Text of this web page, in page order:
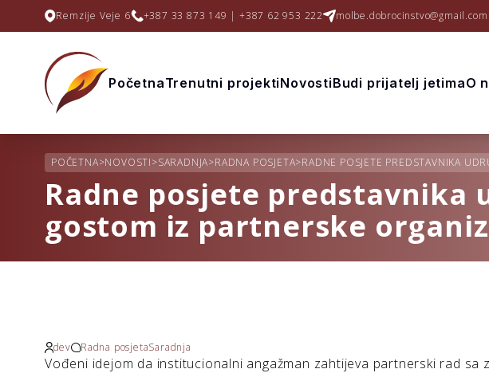
Remzije Veje 6 +387 33 873 149 | +387 62 953 222 molbe.dobrocinstvo@gmail.com
PočetnaTrenutni projektiNovostiBudi prijatelj jetimaO
POČETNA>NOVOSTI>SARADNJA>RADNA POSJETA>RADNE POSJETE PREDSTAVNIKA
Radne posjete predstavnika
gostom iz partnerske
dev Radna posjetaSaradnja
Vođeni idejom da institucionalni angažman zahtijeva partnerski rad sa